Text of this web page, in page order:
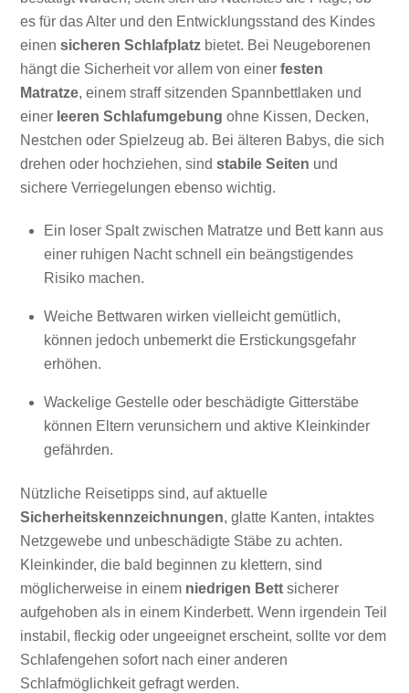
es für das Alter und den Entwicklungsstand des Kindes
einensicheren Schlafplatz bietet. Bei Neugeborenen
hängt die Sicherheit vor allem von einerfesten
Matratze, einem straff sitzenden Spannbettlaken und
einer leeren Schlafumgebung ohne Kissen, Decken,
Nestchen oder Spielzeug ab. Bei älteren Babys, die sich
drehen oder hochziehen, sindstabile Seiten und
sichere Verriegelungen ebenso wichtig.
Ein loser Spalt zwischen Matratze und Bett kann aus
einer ruhigen Nacht schnell ein beängstigendes
Risiko machen.
Weiche Bettwaren wirken vielleicht gemütlich,
können jedoch unbemerkt die Erstickungsgefahr
erhöhen.
Wackelige Gestelle oder beschädigte Gitterstäbe
können Eltern verunsichern und aktive Kleinkinder
gefährden.
Nützliche Reisetipps sind, auf aktuelle
Sicherheitskennzeichnungen, glatte Kanten, intaktes
Netzgewebe und unbeschädigte Stäbe zu achten.
Kleinkinder, die bald beginnen zu klettern, sind
möglicherweise in einem niedrigen Bett sicherer
aufgehoben als in einem Kinderbett. Wenn irgendein Teil
instabil, fleckig oder ungeeignet erscheint, sollte vor dem
Schlafengehen sofort nach einer anderen
Schlafmöglichkeit gefragt werden.